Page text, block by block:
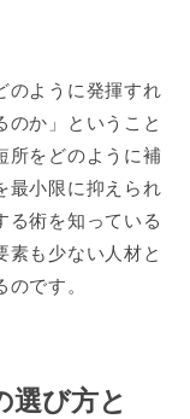
のように発揮すれ
のか」ということ
所をどのように補
最小限に抑えられ
る術を知っている
素も少ない人材と
です。
選び方と